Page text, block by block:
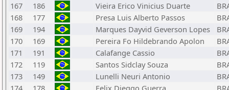
167
186 Vieira Erico Vinicius Duarte
168
177 Presa Luis Alberto Passos
169
194 Marques Dayvid Geverson Lopes
170
169 Pereira Fo Hildebrando Apolon
171
191 Calafange Cassio
172
119 Santos Sidclay Souza
173
149 Lunelli Neuri Antonio
174
178 Felix Dieggo Guerra